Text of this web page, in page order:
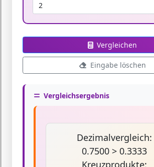
Vergleichen
Eingabe löschen
Vergleichsergebnis
Dezimalvergleich:
0.7500 > 0.3333
Kreuzprodukte: